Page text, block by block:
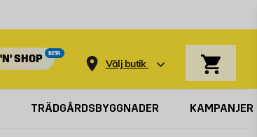
SHOP
BETA
Välj butik
TRÄDGÅRDSBYGGNADER KAMPANJER